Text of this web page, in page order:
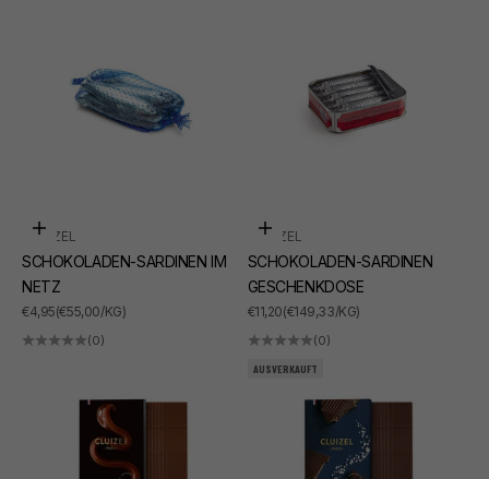
In den Warenkorb
CLUIZEL
SCHOKOLADEN-SARDINEN IM
NETZ
ANGEBOT
€4,95(€55,00/KG)
(0)
In den Warenkorb
CLUIZEL
SCHOKOLADEN-SARDINEN
GESCHENKDOSE
ANGEBOT
€11,20(€149,33/KG)
(0)
AUSVERKAUFT